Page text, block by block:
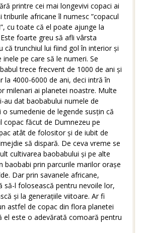
printre cei mai longevivi copaci ai
triburile africane îl numesc ”copacul
cu toate că el poate ajunge la
foarte greu să afli vârsta
că trunchiul lui fiind gol în interior și
inele pe care să le numeri. Se
trece frecvent de 1000 de ani și
la 4000-6000 de ani, deci intră în
milenari ai planetei noastre. Multe
au dat baobabului numele de
o sumedenie de legende susțin că
copac făcut de Dumnezeu pe
atât de folositor și de iubit de
să dispară. De ceva vreme se
cultivarea baobabului și pe alte
baobabi prin parcurile marilor orașe
Dar prin savanele africane,
să-l folosească pentru nevoile lor,
și la generațiile viitoare. Ar fi
astfel de copac din flora planetei
el este o adevărată comoară pentru